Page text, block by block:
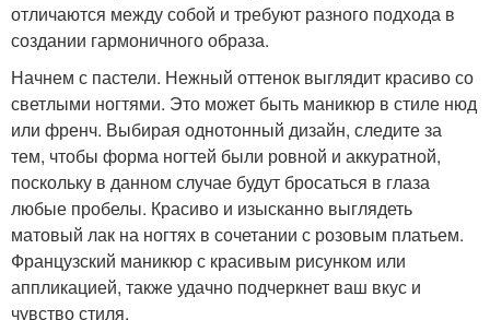
отличаются между собой и требуют разного подхода в
создании гармоничного образа.
Начнем с пастели. Нежный оттенок выглядит красиво со
светлыми ногтями. Это может быть маникюр в стиле нюд
или френч. Выбирая однотонный дизайн, следите за
тем, чтобы форма ногтей были ровной и аккуратной,
поскольку в данном случае будут бросаться в глаза
любые пробелы. Красиво и изысканно выглядеть
матовый лак на ногтях в сочетании с розовым платьем.
Французский маникюр с красивым рисунком или
аппликацией, также удачно подчеркнет ваш вкус и
чувство стиля.